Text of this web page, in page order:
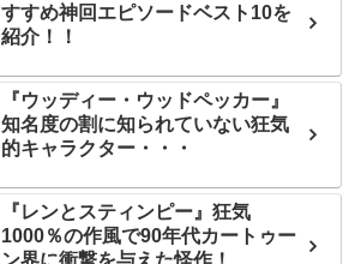
すすめ神回エピソードベスト10を
紹介！！
『ウッディー・ウッドペッカー』
知名度の割に知られていない狂気
的キャラクター・・・
『レンとスティンピー』狂気
1000％の作風で90年代カートゥー
ン界に衝撃を与えた怪作！